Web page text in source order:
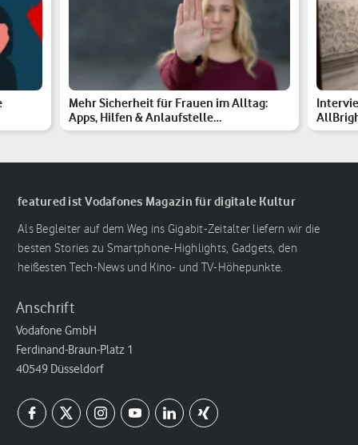
Mehr Sicherheit für Frauen im Alltag:
Apps, Hilfen & Anlaufstelle…
featured ist Vodafones Magazin für digitale Kultur
Als Begleiter auf dem Weg ins Gigabit-Zeitalter liefern wir die
besten Stories zu Smartphone-Highlights, Gadgets, den
heißesten Tech-News und Kino- und TV-Höhepunkte.
Anschrift
Vodafone GmbH
Ferdinand-Braun-Platz 1
40549 Düsseldorf